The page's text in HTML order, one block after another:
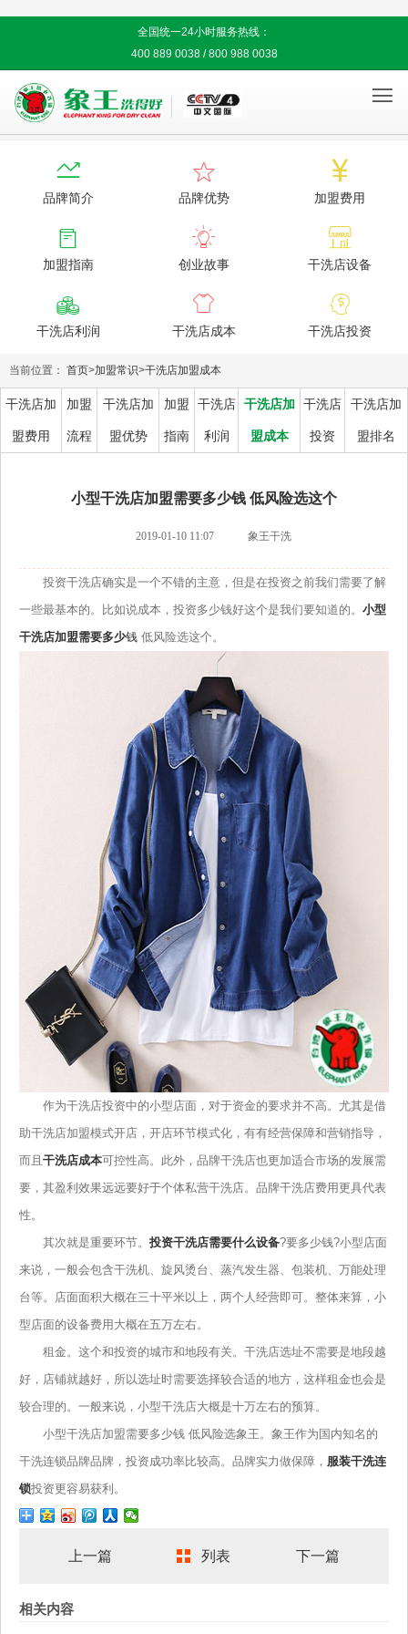
全国统一24小时服务热线：
400 889 0038 / 800 988 0038


品牌简介

品牌优势

加盟费用

加盟指南

创业故事

干洗店设备

干洗店利润

干洗店成本

干洗店投资
当前位置： 首页>加盟常识>干洗店加盟成本
干洗店加
盟费用
加盟
流程
干洗店加
盟优势
加盟
指南
干洗店
利润
干洗店加
盟成本
干洗店
投资
干洗店加
盟排名
小型干洗店加盟需要多少钱 低风险选这个
2019-01-10 11:07 象王干洗
投资干洗店确实是一个不错的主意，但是在投资之前我们需要了解
一些最基本的。比如说成本，投资多少钱好这个是我们要知道的。 小型
干洗店加盟需要多少钱 低风险选这个。
作为干洗店投资中的小型店面，对于资金的要求并不高。尤其是借
助干洗店加盟模式开店，开店环节模式化，有有经营保障和营销指导，
而且 干洗店成本可控性高。此外，品牌干洗店也更加适合市场的发展需
要，其盈利效果远远要好于个体私营干洗店。品牌干洗店费用更具代表
性。
其次就是重要环节。 投资干洗店需要什么设备?要多少钱?小型店面
来说，一般会包含干洗机、旋风烫台、蒸汽发生器、包装机、万能处理
台等。店面面积大概在三十平米以上，两个人经营即可。整体来算，小
型店面的设备费用大概在五万左右。
租金。这个和投资的城市和地段有关。干洗店选址不需要是地段越
好，店铺就越好，所以选址时需要选择较合适的地方，这样租金也会是
较合理的。一般来说，小型干洗店大概是十万左右的预算。
小型干洗店加盟需要多少钱 低风险选象王。象王作为国内知名的
干洗连锁品牌品牌，投资成功率比较高。品牌实力做保障， 服装干洗连
锁投资更容易获利。
上一篇 列表 下一篇
相关内容